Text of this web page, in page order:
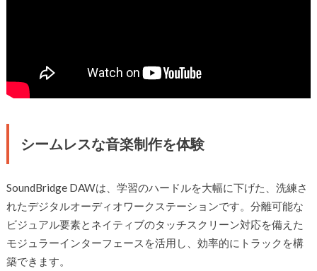
シームレスな音楽制作を体験
SoundBridge DAWは、学習のハードルを大幅に下げた、洗練さ
れたデジタルオーディオワークステーションです。分離可能な
ビジュアル要素とネイティブのタッチスクリーン対応を備えた
モジュラーインターフェースを活用し、効率的にトラックを構
築できます。